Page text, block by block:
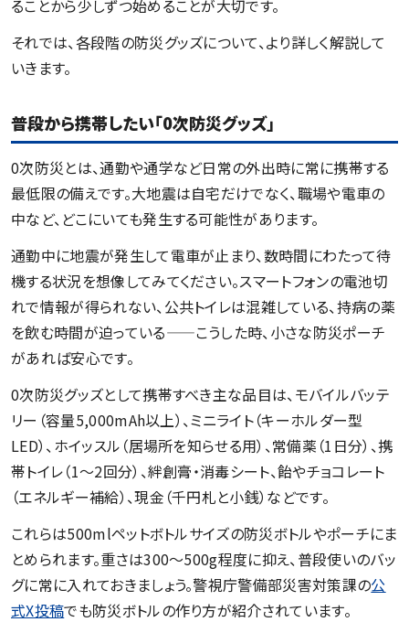
ることから少しずつ始めることが大切です。
それでは、各段階の防災グッズについて、より詳しく解説して
いきます。
普段から携帯したい「0次防災グッズ」
0次防災とは、通勤や通学など日常の外出時に常に携帯する
最低限の備えです。大地震は自宅だけでなく、職場や電車の
中など、どこにいても発生する可能性があります。
通勤中に地震が発生して電車が止まり、数時間にわたって待
機する状況を想像してみてください。スマートフォンの電池切
れで情報が得られない、公共トイレは混雑している、持病の薬
を飲む時間が迫っている——こうした時、小さな防災ポーチ
があれば安心です。
0次防災グッズとして携帯すべき主な品目は、モバイルバッテ
リー（容量5,000mAh以上）、ミニライト（キーホルダー型
LED）、ホイッスル（居場所を知らせる用）、常備薬（1日分）、携
帯トイレ（1〜2回分）、絆創膏・消毒シート、飴やチョコレート
（エネルギー補給）、現金（千円札と小銭）などです。
これらは500mlペットボトルサイズの防災ボトルやポーチにま
とめられます。重さは300〜500g程度に抑え、普段使いのバッ
グに常に入れておきましょう。警視庁警備部災害対策課の公
式X投稿でも防災ボトルの作り方が紹介されています。